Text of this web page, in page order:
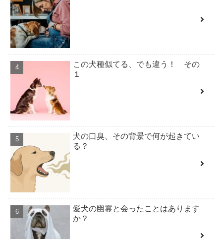
この犬種似てる、でも違う！ その
１
犬の口臭、その背景で何が起きてい
る？
愛犬の幽霊と会ったことはあります
か？